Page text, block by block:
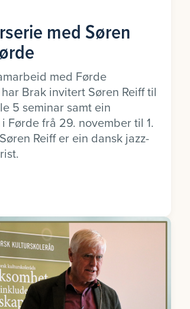
med Søren
med Førde
Brak invitert Søren Reiff til
5 seminar samt ein
Førde frå 29. november til 1.
Reiff er ein dansk jazz-